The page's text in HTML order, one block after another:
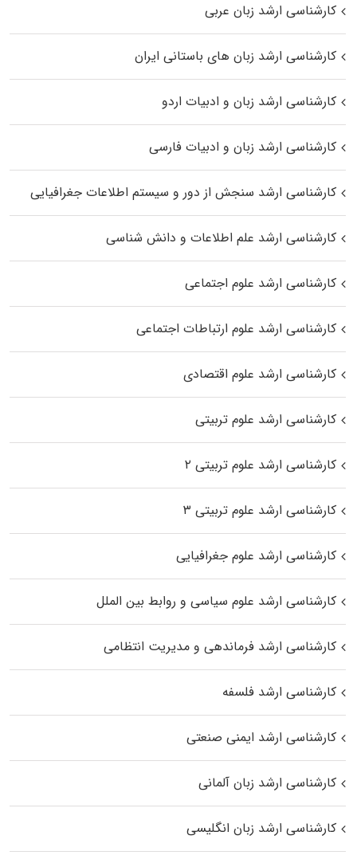
کارشناسی ارشد زبان عربی
کارشناسی ارشد زبان‌ های باستانی ایران
کارشناسی ارشد زبان و ادبیات اردو
کارشناسی ارشد زبان و ادبیات فارسی
کارشناسی ارشد سنجش از دور و سیستم اطلاعات جغرافیایی
کارشناسی ارشد علم اطلاعات و دانش شناسی
کارشناسی ارشد علوم اجتماعی
کارشناسی ارشد علوم ارتباطات اجتماعی
کارشناسی ارشد علوم اقتصادی
کارشناسی ارشد علوم تربیتی
کارشناسی ارشد علوم تربیتی ۲
کارشناسی ارشد علوم تربیتی ۳
کارشناسی ارشد علوم جغرافیایی
کارشناسی ارشد علوم سیاسی و روابط بین الملل
کارشناسی ارشد فرماندهی و مدیریت انتظامی
کارشناسی ارشد فلسفه
کارشناسی ارشد ایمنی صنعتی
کارشناسی ارشد زبان آلمانی
کارشناسی ارشد زبان انگلیسی